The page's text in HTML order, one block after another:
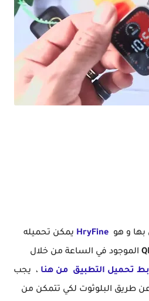
و هو HryFine يمكن تحميله
الموجود في الساعة من خلال
تحميل التطبيق من هنا ، يجب
طريق البلوثوت لكي تتمكن من